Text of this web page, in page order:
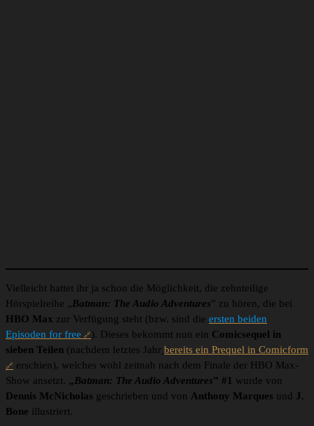
Vielleicht hattet ihr ja schon die Möglichkeit, die zehnteilige
Hörspielreihe „ Batman: The Audio Adventures” zu hören, die bei
HBO Max zur Verfügung steht (bzw. sind die ersten beiden
Episoden for free
). Dieses bekommt nun ein Comicsequel in
sieben Teilen (nachdem letztes Jahr bereits ein Prequel in Comicform
erschien), welches wohl zeitnah nach dem Finale der HBO Max-
Show ansetzt. „ Batman: The Audio Adventures” #1 wurde von
Dennis McNicholas geschrieben und von Anthony Marques und J.
Bone illustriert.